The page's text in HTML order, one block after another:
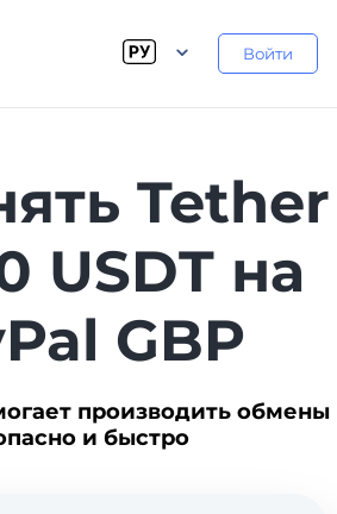
Войти
Tether
USDT на
GBP
производить обмены
и быстро